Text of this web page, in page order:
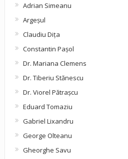
Adrian Simeanu
Argeşul
Claudiu Diţa
Constantin Pașol
Dr. Mariana Clemens
Dr. Tiberiu Stănescu
Dr. Viorel Pătraşcu
Eduard Tomaziu
Gabriel Lixandru
George Olteanu
Gheorghe Savu